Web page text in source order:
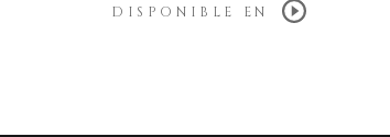
DISPONIBLE EN